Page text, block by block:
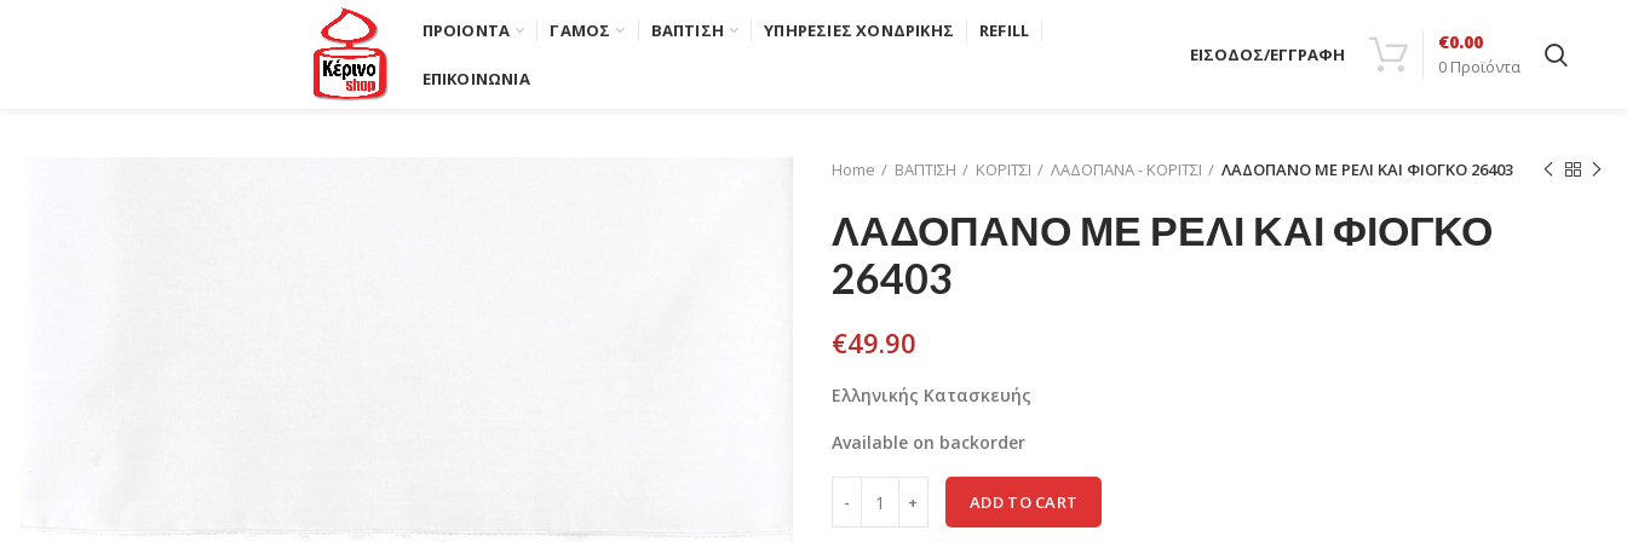
ΠΡΟΙΟΝΤΑ ΓΑΜΟΣ ΒΑΠΤΙΣΗ ΥΠΗΡΕΣΙΕΣ ΧΟΝΔΡΙΚΗΣ REFILL
ΕΠΙΚΟΙΝΩΝΙΑ
ΕΙΣΟΔΟΣ/ΕΓΓΡΑΦΗ
0 Προϊόντα
€0.00
Home ΒΑΠΤΙΣΗ ΚΟΡΙΤΣΙ ΛΑΔΟΠΑΝΑ - ΚΟΡΙΤΣΙ ΛΑΔΟΠΑΝΟ ΜΕ ΡΕΛΙ ΚΑΙ ΦΙΟΓΚΟ 26403
ΛΑΔΟΠΑΝΟ ΜΕ ΡΕΛΙ ΚΑΙ ΦΙΟΓΚΟ
26403
€49.90
Ελληνικής Κατασκευής
Available on backorder
ADD TO CART